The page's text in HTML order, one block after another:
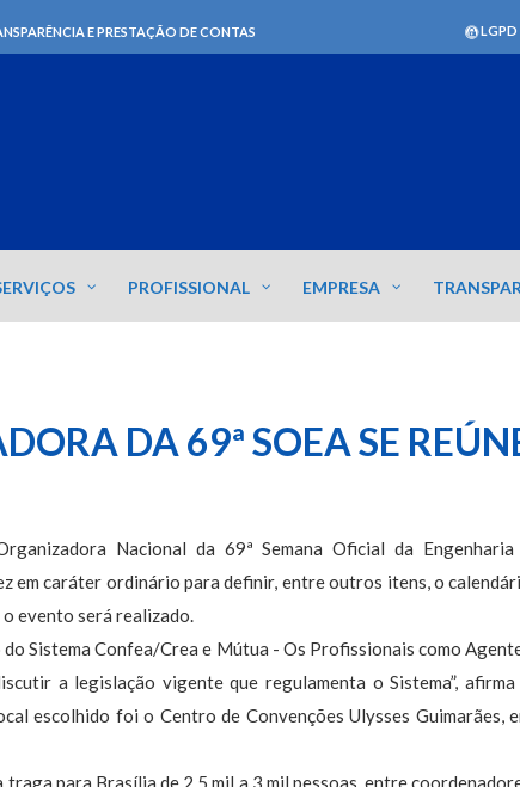
E PRESTAÇÃO DE CONTAS LGPD
PROFISSIONAL EMPRESA
DA 69ª SOEA SE
Nacional da 69ª Semana Oficial da Engenharia
em caráter ordinário para definir, entre outros itens, o
o evento será realizado.
Sistema Confea/Crea e Mútua - Os Profissionais como
a legislação vigente que regulamenta o Sistema”, afirma
escolhido foi o Centro de Convenções Ulysses Guimarães,
para Brasília de 2,5 mil a 3 mil pessoas, entre